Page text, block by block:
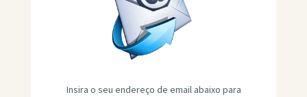
Insira o seu endereço de email abaixo para